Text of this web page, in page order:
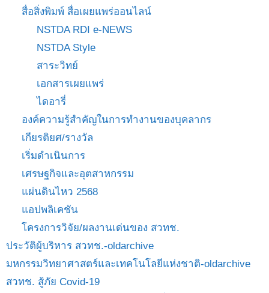
สื่อสิ่งพิมพ์ สื่อเผยแพร่ออนไลน์
NSTDA RDI e-NEWS
NSTDA Style
สาระวิทย์
เอกสารเผยแพร่
ไดอารี่
องค์ความรู้สำคัญในการทำงานของบุคลากร
เกียรติยศ/รางวัล
เริ่มดำเนินการ
เศรษฐกิจและอุตสาหกรรม
แผ่นดินไหว 2568
แอปพลิเคชัน
โครงการวิจัย/ผลงานเด่นของ สวทช.
ประวัติผู้บริหาร สวทช.-oldarchive
มหกรรมวิทยาศาสตร์และเทคโนโลยีแห่งชาติ-oldarchive
สวทช. สู้ภัย Covid-19